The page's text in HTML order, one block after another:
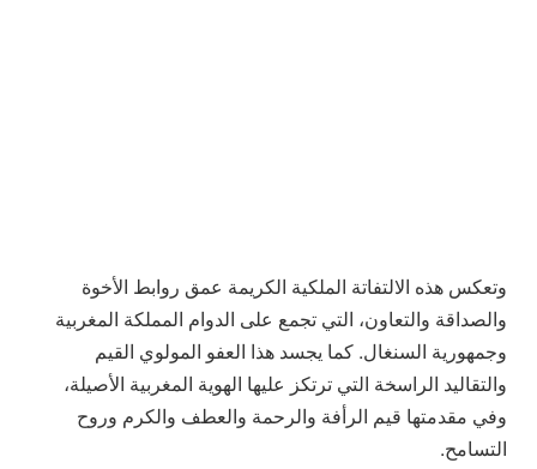
وتعكس هذه الالتفاتة الملكية الكريمة عمق روابط الأخوة
والصداقة والتعاون، التي تجمع على الدوام المملكة المغربية
وجمهورية السنغال. كما يجسد هذا العفو المولوي القيم
والتقاليد الراسخة التي ترتكز عليها الهوية المغربية الأصيلة،
وفي مقدمتها قيم الرأفة والرحمة والعطف والكرم وروح
التسامح.